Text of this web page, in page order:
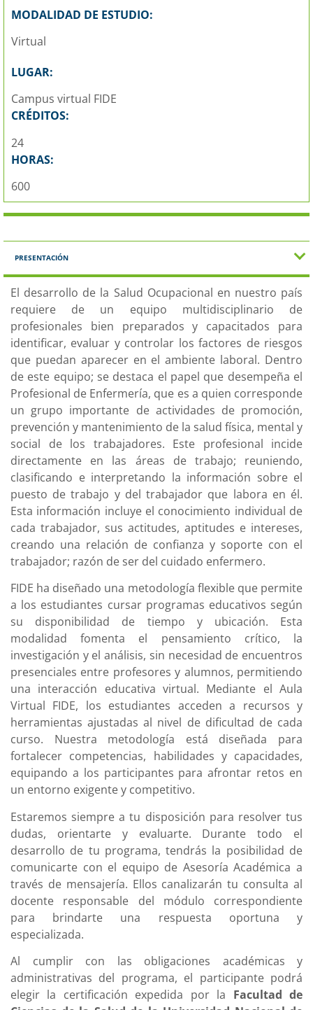
MODALIDAD DE ESTUDIO:
Virtual
LUGAR:
Campus virtual FIDE
CRÉDITOS:
24
HORAS:
600
PRESENTACIÓN
El desarrollo de la Salud Ocupacional en nuestro país
requiere de un equipo multidisciplinario de
profesionales bien preparados y capacitados para
identificar, evaluar y controlar los factores de riesgos
que puedan aparecer en el ambiente laboral. Dentro
de este equipo; se destaca el papel que desempeña el
Profesional de Enfermería, que es a quien corresponde
un grupo importante de actividades de promoción,
prevención y mantenimiento de la salud física, mental y
social de los trabajadores. Este profesional incide
directamente en las áreas de trabajo; reuniendo,
clasificando e interpretando la información sobre el
puesto de trabajo y del trabajador que labora en él.
Esta información incluye el conocimiento individual de
cada trabajador, sus actitudes, aptitudes e intereses,
creando una relación de confianza y soporte con el
trabajador; razón de ser del cuidado enfermero.
FIDE ha diseñado una metodología flexible que permite
a los estudiantes cursar programas educativos según
su disponibilidad de tiempo y ubicación. Esta
modalidad fomenta el pensamiento crítico, la
investigación y el análisis, sin necesidad de encuentros
presenciales entre profesores y alumnos, permitiendo
una interacción educativa virtual. Mediante el Aula
Virtual FIDE, los estudiantes acceden a recursos y
herramientas ajustadas al nivel de dificultad de cada
curso. Nuestra metodología está diseñada para
fortalecer competencias, habilidades y capacidades,
equipando a los participantes para afrontar retos en
un entorno exigente y competitivo.
Estaremos siempre a tu disposición para resolver tus
dudas, orientarte y evaluarte. Durante todo el
desarrollo de tu programa, tendrás la posibilidad de
comunicarte con el equipo de Asesoría Académica a
través de mensajería. Ellos canalizarán tu consulta al
docente responsable del módulo correspondiente
para brindarte una respuesta oportuna y
especializada.
Al cumplir con las obligaciones académicas y
administrativas del programa, el participante podrá
elegir la certificación expedida por la Facultad de